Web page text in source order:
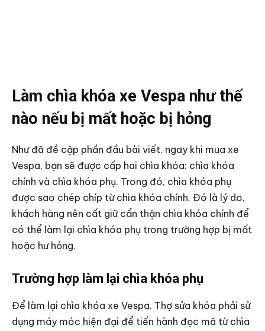
Làm chìa khóa xe Vespa như thế
nào nếu bị mất hoặc bị hỏng
Như đã đề cập phần đầu bài viết, ngay khi mua xe
Vespa, bạn sẽ được cấp hai chìa khóa: chìa khóa
chính và chìa khóa phụ. Trong đó, chìa khóa phụ
được sao chép chíp từ chìa khóa chính. Đó là lý do,
khách hàng nên cất giữ cẩn thận chìa khóa chính để
có thể làm lại chìa khóa phụ trong trường hợp bị mất
hoặc hư hỏng.
Trường hợp làm lại chìa khóa phụ
Để làm lại chìa khóa xe Vespa. Thợ sửa khóa phải sử
dụng máy móc hiện đại để tiến hành đọc mã từ chìa